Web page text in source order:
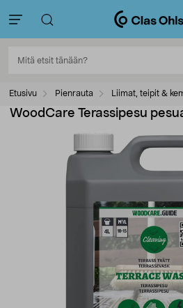
Etusivu Pienrauta Liimat, teipit &
WoodCare Terassipesu